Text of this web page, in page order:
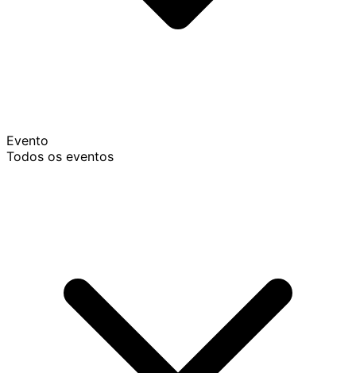
Evento
Todos os eventos